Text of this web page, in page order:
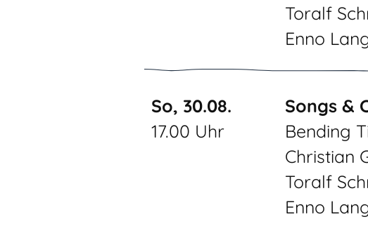
Toralf
Enno
So, 30.08.
17.00 Uhr
Songs &
Bending
Christian
Toralf
Enno